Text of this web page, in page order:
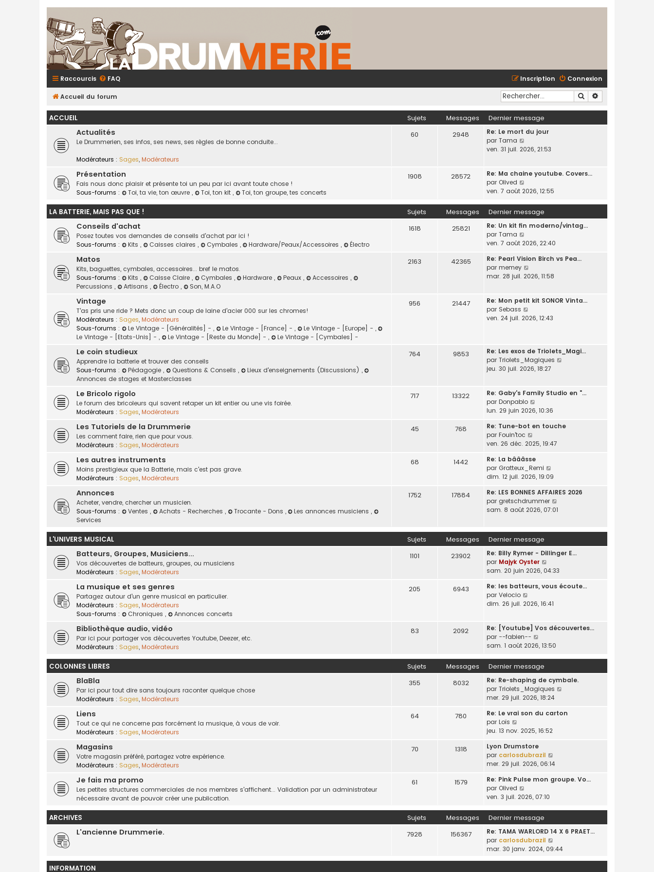
Raccourcis FAQ Connexion
Inscription
Accueil du forum Rechercher
ACCUEIL Sujets Messages Dernier message
Actualités
Le Drummerien, ses infos, ses news, ses règles de bonne conduite...
Modérateurs : Sages, Modérateurs
60 2948
Re: Le mort du jour
par Tama
o
u
t
r
l
e
e
n
i
e
m
e
s
e
ven. 31 juil. 2026, 21:53
Présentation
Fais nous donc plaisir et présente toi un peu par ici avant toute chose !
Sous-forums :
Toi, ta vie, ton œuvre , Toi, ton kit , Toi, ton groupe, tes concerts
1908 28572
Re: Ma chaine youtube. Covers…
par Olived
o
u
l
e
l
e
d
n
i
e
e
s
s
e
ven. 7 août 2026, 12:55
LA BATTERIE, MAIS PAS QUE ! Sujets Messages Dernier message
Conseils d'achat
Posez toutes vos demandes de conseils d'achat par ici !
Sous-forums :
Kits , Caisses claires , Cymbales , Hardware/Peaux/Accessoires, Électro
1618 25821
Re: Un kit fin moderno/vintag…
par Tama
o
s
u
l
r
l
e
n
i
m
e
s
a
g
e
ven. 7 août 2026, 22:40
Matos
Kits, baguettes, cymbales, accessoires... bref le matos.
Sous-forums :
Kits , Caisse Claire , Cymbales , Hardware, Peaux, Accessoires,
Percussions , Artisans , Électro , Son, M.A.O
2163 42365
Re: Pearl Vision Birch vs Pea…
par memey
o
u
t
e
d
e
i
e
m
e
s
a
g
e
mar. 28 juil. 2026, 11:58
Vintage
T'as pris une ride ? Mets donc un coup de laine d'acier 000 sur les chromes!
Modérateurs : Sages, Modérateurs
Sous-forums :
Le Vintage - [Généralités] - , Le Vintage - [France] - , Le Vintage - [Europe] - ,
Le Vintage - [Etats-Unis] - , Le Vintage - [Reste du Monde] - , Le Vintage - [Cymbales] -
956 21447
Re: Mon petit kit SONOR Vinta…
par Sebass
o
l
t
e
e
d
e
r
n
i
r
m
e
s
a
g
ven. 24 juil. 2026, 12:43
Le coin studieux
Apprendre la batterie et trouver des conseils
Sous-forums :
Pédagogie , Questions & Conseils , Lieux d'enseignements (Discussions) ,
Annonces de stages et Masterclasses
764 9853
Re: Les exos de Triolets_Magi…
par Triolets_Magiques
u
r
i
s
a
jeu. 30 juil. 2026, 18:27
Le Bricolo rigolo
Le forum des bricoleurs qui savent retaper un kit entier ou une vis foirée.
Modérateurs : Sages, Modérateurs
717 13322
Re: Gaby's Family Studio en "…
par Donpablo
o
s
l
e
r
l
e
e
i
e
m
e
s
g
lun. 29 juin 2026, 10:36
Les Tutoriels de la Drummerie
Les comment faire, rien que pour vous.
Modérateurs : Sages, Modérateurs
45 768
Re: Tune-bot en touche
par Fouin'toc
o
s
u
l
e
r
l
d
e
r
i
e
r
m
e
a
g
e
ven. 26 déc. 2025, 19:47
Les autres instruments
Moins prestigieux que la Batterie, mais c'est pas grave.
Modérateurs : Sages, Modérateurs
68 1442
Re: La bâââsse
par Gratteux_Remi
o
s
u
l
l
e
e
n
e
m
s
a
e
dim. 12 juil. 2026, 19:09
Annonces
Acheter, vendre, chercher un musicien.
Sous-forums :
Ventes , Achats - Recherches , Trocante - Dons , Les annonces musiciens,
Services
1752 17884
Re: LES BONNES AFFAIRES 2026
par gretschdrummer
o
l
t
r
e
i
m
s
s
a
e
sam. 8 août 2026, 07:01
L'UNIVERS MUSICAL Sujets Messages Dernier message
Batteurs, Groupes, Musiciens...
Vos découvertes de batteurs, groupes, ou musiciens
Modérateurs : Sages, Modérateurs
1101 23902
Re: Billy Rymer - Dillinger E…
par Majyk Oyster
o
s
l
e
d
r
n
i
e
r
e
a
g
sam. 20 juin 2026, 04:33
La musique et ses genres
Partagez autour d'un genre musical en particulier.
Modérateurs : Sages, Modérateurs
Sous-forums :
Chroniques , Annonces concerts
205 6943
Re: les batteurs, vous écoute…
par Velocio
o
u
l
t
r
l
e
d
e
n
e
r
m
e
s
g
dim. 26 juil. 2026, 16:41
Bibliothèque audio, vidéo
Par ici pour partager vos découvertes Youtube, Deezer, etc.
Modérateurs : Sages, Modérateurs
83 2092
Re: [Youtube] Vos découvertes…
par --fabien--
o
u
l
t
e
l
d
n
e
m
s
s
a
g
e
sam. 1 août 2026, 13:50
COLONNES LIBRES Sujets Messages Dernier message
BlaBla
Par ici pour tout dire sans toujours raconter quelque chose
Modérateurs : Sages, Modérateurs
355 8032
Re: Re-shaping de cymbale.
par Triolets_Magiques
s
d
n
e
s
mer. 29 juil. 2026, 18:24
Liens
Tout ce qui ne concerne pas forcément la musique, à vous de voir.
Modérateurs : Sages, Modérateurs
64 780
Re: Le vrai son du carton
par Loïs
o
s
u
l
e
l
e
d
e
r
n
i
e
jeu. 13 nov. 2025, 16:52
Magasins
Votre magasin préféré, partagez votre expérience.
Modérateurs : Sages, Modérateurs
70 1318
Lyon Drumstore
par carlosdubrazil
o
s
r
l
d
e
mer. 29 juil. 2026, 06:14
Je fais ma promo
Les petites structures commerciales de nos membres s'affichent... Validation par un administrateur
nécessaire avant de pouvoir créer une publication.
61 1579
Re: Pink Pulse mon groupe. Vo…
par Olived
o
u
l
t
e
ven. 3 juil. 2026, 07:10
ARCHIVES Sujets Messages Dernier message
L'ancienne Drummerie. 7928 156367
Re: TAMA WARLORD 14 X 6 PRAET…
par carlosdubrazil
o
mar. 30 janv. 2024, 09:44
INFORMATION